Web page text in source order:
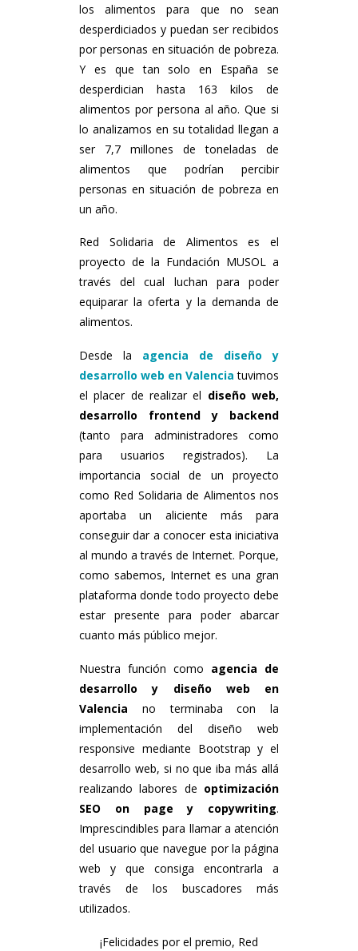
los alimentos para que no sean
desperdiciados y puedan ser recibidos
por personas en situación de pobreza.
Y es que tan solo en España se
desperdician hasta 163 kilos de
alimentos por persona al año. Que si
lo analizamos en su totalidad llegan a
ser 7,7 millones de toneladas de
alimentos que podrían percibir
personas en situación de pobreza en
un año.
Red Solidaria de Alimentos es el
proyecto de la Fundación MUSOL a
través del cual luchan para poder
equiparar la oferta y la demanda de
alimentos.
Desde la agencia de diseño y
desarrollo web en Valencia tuvimos
el placer de realizar el diseño web,
desarrollo frontend y backend
(tanto para administradores como
para usuarios registrados). La
importancia social de un proyecto
como Red Solidaria de Alimentos nos
aportaba un aliciente más para
conseguir dar a conocer esta iniciativa
al mundo a través de Internet. Porque,
como sabemos, Internet es una gran
plataforma donde todo proyecto debe
estar presente para poder abarcar
cuanto más público mejor.
Nuestra función como agencia de
desarrollo y diseño web en
Valencia no terminaba con la
implementación del diseño web
responsive mediante Bootstrap y el
desarrollo web, si no que iba más allá
realizando labores de optimización
SEO on page y copywriting.
Imprescindibles para llamar a atención
del usuario que navegue por la página
web y que consiga encontrarla a
través de los buscadores más
utilizados.
¡Felicidades por el premio, Red